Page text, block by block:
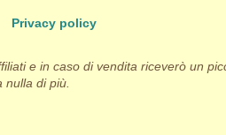
Privacy policy
e in caso di vendita riceverò un
di più.